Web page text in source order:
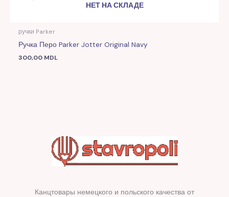
НЕТ НА СКЛАДЕ
ручки Parker
Ручка Перо Parker Jotter Original Navy
300,00 MDL
Канцтовары немецкого и польского качества от